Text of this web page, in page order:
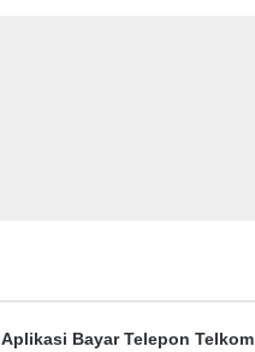
Aplikasi Bayar Telepon Telkom